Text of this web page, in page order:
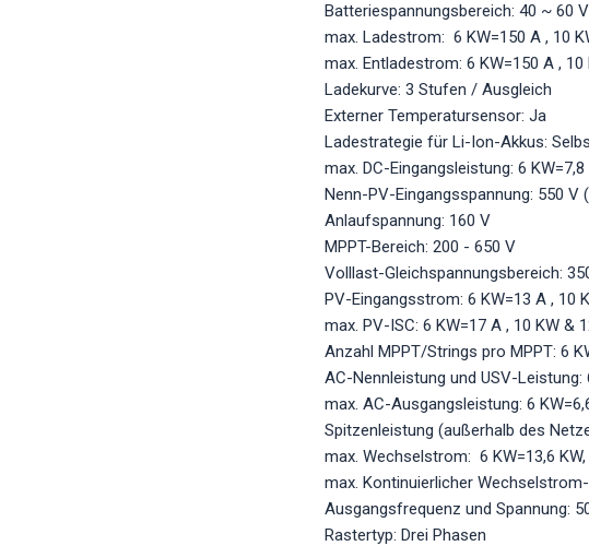
Batteriespannungsbereich: 40 ~ 60 V
max. Ladestrom: 6 KW=150 A , 10
max. Entladestrom: 6 KW=150 A , 10
Ladekurve: 3 Stufen / Ausgleich
Externer Temperatursensor: Ja
Ladestrategie für Li-Ion-Akkus:
max. DC-Eingangsleistung: 6
Nenn-PV-Eingangsspannung: 550 V
Anlaufspannung: 160 V
MPPT-Bereich: 200 - 650 V
Volllast-Gleichspannungsbereich:
PV-Eingangsstrom: 6 KW=13 A , 10
max. PV-ISC: 6 KW=17 A , 10 KW &
Anzahl MPPT/Strings pro MPPT: 6
AC-Nennleistung und USV-Leistung:
max. AC-Ausgangsleistung: 6
Spitzenleistung (außerhalb des
max. Wechselstrom: 6 KW=13,6 KW,
max. Kontinuierlicher
Ausgangsfrequenz und Spannung:
Rastertyp: Drei Phasen